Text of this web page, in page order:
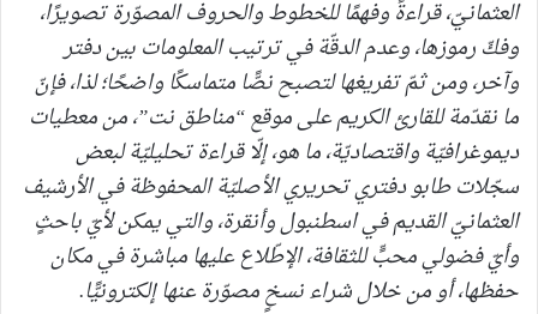
العثمانيّ، قراءةً وفهمًا للخطوط والحروف المصوّرة تصويرًا،
وفكّ رموزها، وعدم الدقّة في ترتيب المعلومات بين دفتر
وآخر، ومن ثمّ تفريغها لتصبح نصًّا متماسكًا واضحًا؛ لذا، فإنّ
ما نقدّمة للقارئ الكريم على موقع “مناطق نت”، من معطيات
ديموغرافيّة واقتصاديّة، ما هو، إلّا قراءة تحليليّة لبعض
سجّلات طابو دفتري تحريري الأصليّة المحفوظة في الأرشيف
العثمانيّ القديم في اسطنبول وأنقرة، والتي يمكن لأيّ باحثٍ
وأيّ فضولي محبٍّ للثقافة، الإطّلاع عليها مباشرة في مكان
حفظها، أو من خلال شراء نسخٍ مصوّرة عنها إلكترونيًّا.